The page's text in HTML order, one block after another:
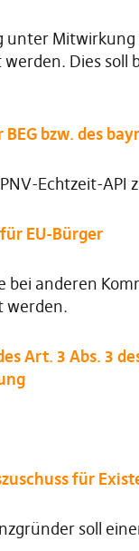
unter
Dies soll
bzw. des
Echtzeit-
EU-Bürger
bei anderen
werden.
Art. 3 Abs. 3
für
soll